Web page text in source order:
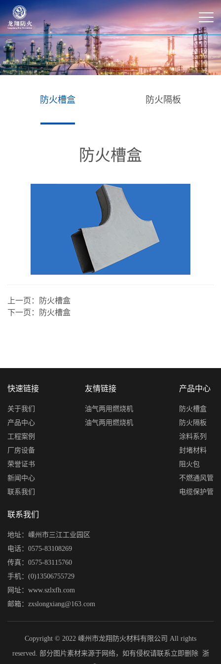
防火槽盒 防火隔板
防火槽盒
上一页：
防火槽盒
下一页：
防火槽盒
快速链接
关于我们
产品中心
工程案例
厂房设备
荣誉证书
新闻中心
联系我们
友情链接
油气两用燃烧机
油气两用燃烧机
产品中心
防火槽盒
防火隔板
涂料系列
封堵材料
阻火包
不燃通风管
电缆保护管
联系我们
地址：嵊州市三江工业园区
电话：0575-83108269
传真：0575-83115760
手机：(0)13506755729
网址：www.szlxfh.com
邮箱：zxslongxiang@163.com
Copyright © 2022 嵊州市龙翔防火材料有限公司 All rights
reserved. 部分图片素材来源于网络，如有侵权请联系立即删除 浙